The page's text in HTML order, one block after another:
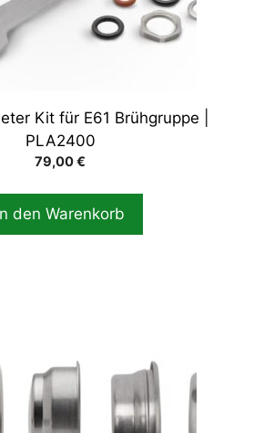
Kit für E61 Brühgruppe |
PLA2400
79,00€
den Warenkorb